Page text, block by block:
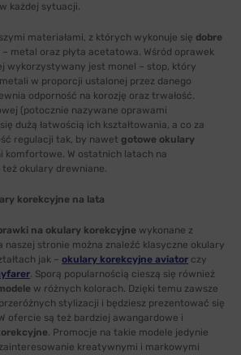
każdej sytuacji.
materiałami, z których wykonuje się dobre
– metal oraz płyta acetatowa. Wśród oprawek
wykorzystywany jest monel – stop, który
w proporcji ustalonej przez danego
odporność na korozję oraz trwałość.
(potocznie nazywane oprawami
dużą łatwością ich kształtowania, a co za
regulacji tak, by nawet gotowe okulary
komfortowe. W ostatnich latach na
też okulary drewniane.
korekcyjne na lata
na okulary korekcyjne wykonane z
naszej stronie można znaleźć klasyczne okulary
jak – okulary korekcyjne aviator czy
. Sporą popularnością cieszą się również
w różnych kolorach. Dzięki temu zawsze
stylizacji i będziesz prezentować się
ofercie są też bardziej awangardowe i
. Promocje na takie modele jedynie
kreatywnymi i markowymi